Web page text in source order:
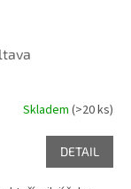
Skladem (>20 ks)
DETAIL